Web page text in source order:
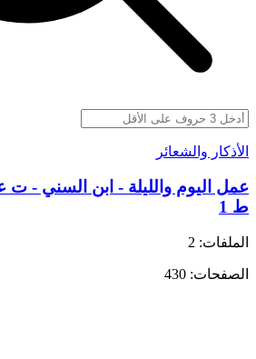
الأذكار والشعائر
عمل اليوم والليلة - ابن السني - ت
ط 1
الملفات: 2
الصفحات: 430